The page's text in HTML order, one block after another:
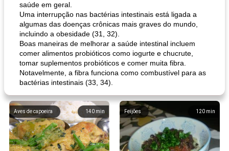
saúde em geral.
Uma interrupção nas bactérias intestinais está ligada a
algumas das doenças crônicas mais graves do mundo,
incluindo a obesidade (31, 32).
Boas maneiras de melhorar a saúde intestinal incluem
comer alimentos probióticos como iogurte e chucrute,
tomar suplementos probióticos e comer muita fibra.
Notavelmente, a fibra funciona como combustível para as
bactérias intestinais (33, 34).
140 min
Aves de capoeira 120 min
Feijões